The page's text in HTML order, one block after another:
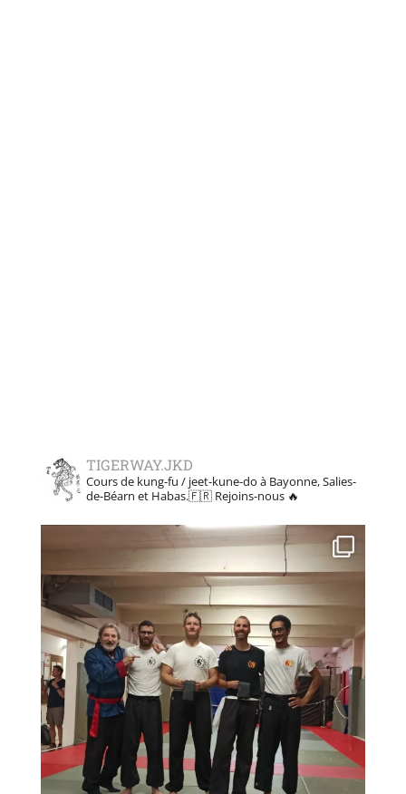
TIGERWAY.JKD
Cours de kung-fu / jeet-kune-do à Bayonne, Salies-
de-Béarn et Habas.🇫🇷 Rejoins-nous 🔥